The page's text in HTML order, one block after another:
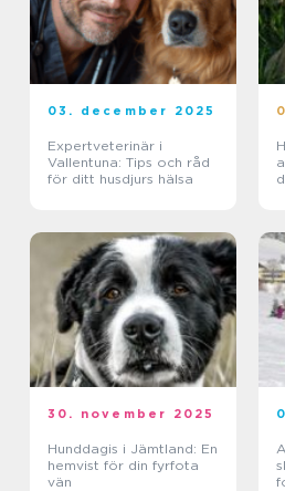
03. december 2025
Expertveterinär i
Vallentuna: Tips och råd
för ditt husdjurs hälsa
30. november 2025
Hunddagis i Jämtland: En
hemvist för din fyrfota
vän